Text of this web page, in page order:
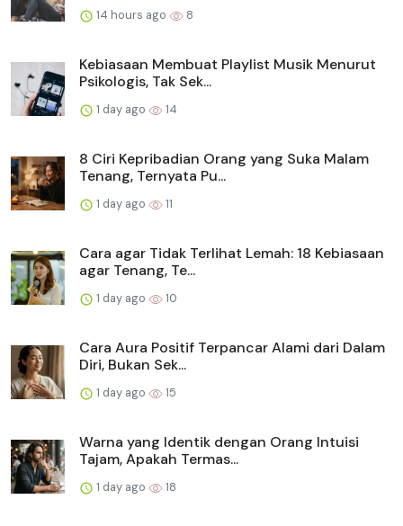
14 hours ago 8
Kebiasaan Membuat Playlist Musik Menurut
Psikologis, Tak Sek...
1 day ago 14
8 Ciri Kepribadian Orang yang Suka Malam
Tenang, Ternyata Pu...
1 day ago 11
Cara agar Tidak Terlihat Lemah: 18 Kebiasaan
agar Tenang, Te...
1 day ago 10
Cara Aura Positif Terpancar Alami dari Dalam
Diri, Bukan Sek...
1 day ago 15
Warna yang Identik dengan Orang Intuisi
Tajam, Apakah Termas...
1 day ago 18